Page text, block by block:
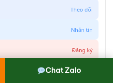
Theo dõi
Nhắn tin
Đăng ký
Chat Zalo